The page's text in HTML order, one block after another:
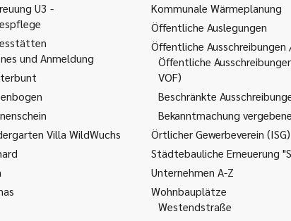
U3 -
und Anmeldung
Villa WildWuchs
Kommunale Wärmeplanung
Öffentliche Auslegungen
Öffentliche
Öffentliche
VOF)
Beschränkte
Bekanntmachung
Örtlicher Gewerbeverein (ISG)
Städtebauliche Erneuerung
Unternehmen A-Z
Wohnbauplätze
Westendstraße